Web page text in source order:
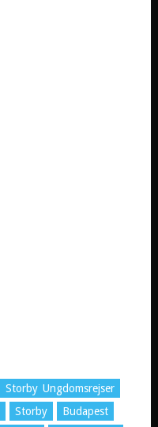
Storby Ungdomsrejser
Storby
Budapest